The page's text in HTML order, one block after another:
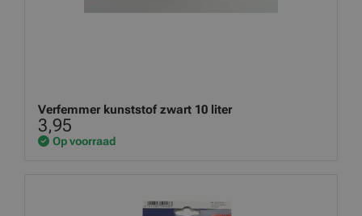
Verfemmer kunststof zwart 10 liter
3,95
Op voorraad